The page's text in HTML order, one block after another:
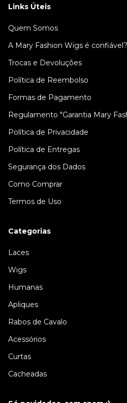
Links Úteis
Quem Somos
A Mary Fashion Wigs é confiável?
Trocas e Devoluções
Política de Reembolso
Formas de Pagamento
Regulamento "Garantia Mary
Política de Privacidade
Política de Entregas
Segurança dos Dados
Como Comprar
Termos de Uso
Categorias
Laces
Wigs
Humanas
Apliques
Rabos de Cavalo
Acessórios
Curtas
Cacheadas